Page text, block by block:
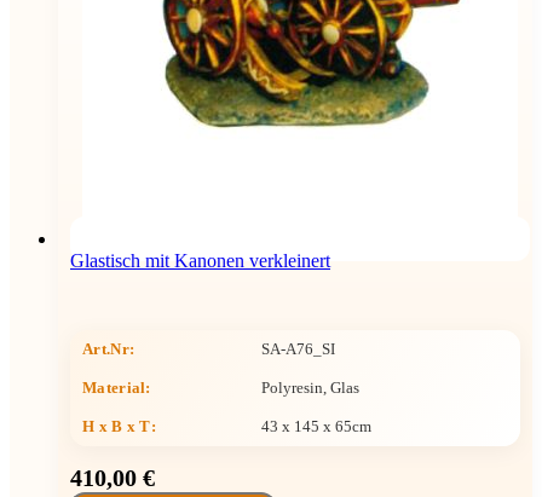
Glastisch mit Kanonen verkleinert
Art.Nr: SA-A76_SI
Material: Polyresin, Glas
H x B x T: 43 x 145 x 65cm
410,00 €